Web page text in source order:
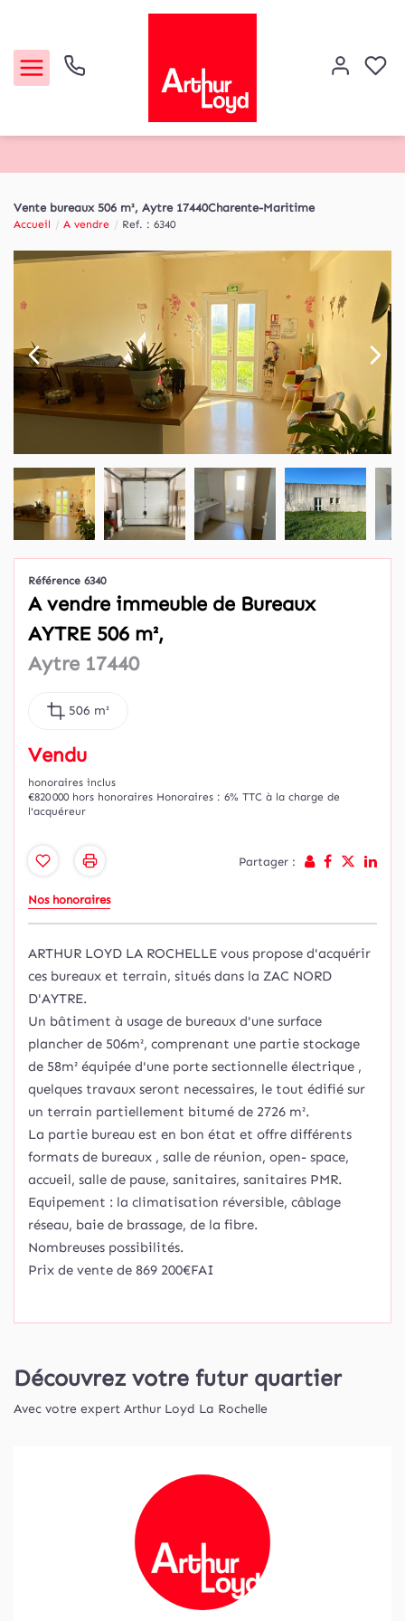
Etude de marché
Notre Agence
Contact
Vente bureaux 506 m², Aytre 17440Charente-Maritime
Accueil A vendre Ref. : 6340
Référence 6340
A vendre immeuble de Bureaux
AYTRE 506 m²,
Aytre 17440
506 m²
Vendu
honoraires inclus
€820 000 hors honoraires Honoraires : 6% TTC à la charge de
l'acquéreur
Partager :
Nos honoraires
ARTHUR LOYD LA ROCHELLE vous propose d'acquérir
ces bureaux et terrain, situés dans la ZAC NORD
D'AYTRE.
Un bâtiment à usage de bureaux d'une surface
plancher de 506m², comprenant une partie stockage
de 58m² équipée d'une porte sectionnelle électrique ,
quelques travaux seront necessaires, le tout édifié sur
un terrain partiellement bitumé de 2726 m².
La partie bureau est en bon état et offre différents
formats de bureaux , salle de réunion, open- space,
accueil, salle de pause, sanitaires, sanitaires PMR.
Equipement : la climatisation réversible, câblage
réseau, baie de brassage, de la fibre.
Nombreuses possibilités.
Prix de vente de 869 200€FAI
Découvrez votre futur quartier
Avec votre expert Arthur Loyd La Rochelle